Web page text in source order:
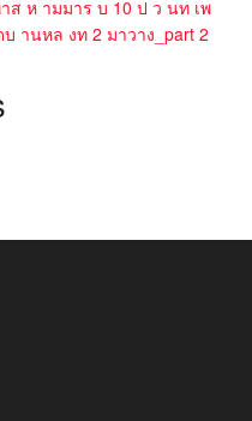
ส ห ามมาร บ 10 ป ว นท เพ
านหล งท 2 มาวาง_part 2